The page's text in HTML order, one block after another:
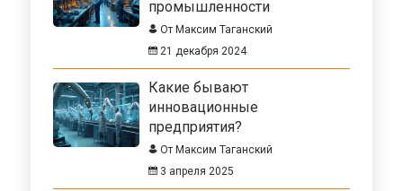
промышленности
От Максим Таганский
21 декабря 2024
Какие бывают
инновационные
предприятия?
От Максим Таганский
3 апреля 2025